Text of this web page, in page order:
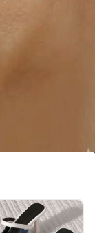
लाजवाब है।
तो इसे क्लोसेट में